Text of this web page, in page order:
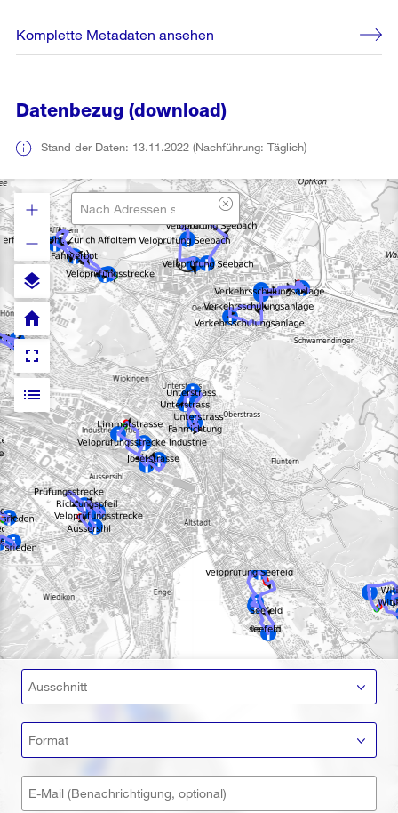
Komplette Metadaten ansehen
Datenbezug (download)
Stand der Daten: 13.11.2022 (Nachführung: Täglich)
layers
fullscreen
home
list
Ausschnitt
Format
E-Mail (Benachrichtigung, optional)